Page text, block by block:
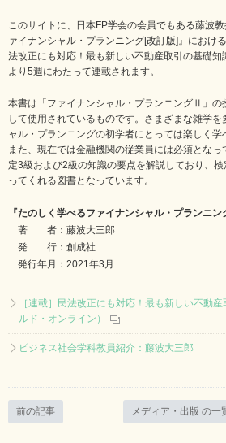
このサイトに、日本FP学会の会員でもある藤波
ァイナンシャル・プランニング[改訂版]』におけ
法改正にも対応！最も新しい不動産取引の基礎知
より5週にわたって連載されます。
本書は「ファイナンシャル・プランニングⅡ」の
して使用されているものです。さまざまな雑学
ャル・プランニングの初学者にとっては楽しく学
また、現在では金融機関の従業員には必須とな
定3級および2級の知識の要点を解説しており、
ってくれる図書となっています。
『たのしく学べるファイナンシャル・プランニン
著 者：藤波大三郎
発 行：創成社
発行年月：2021年3月
［連載］民法改正にも対応！最も新しい不動
ルド・オンライン）
ビジネス社会学科教員紹介：藤波大三郎
前の記事 メディア・出版 の一